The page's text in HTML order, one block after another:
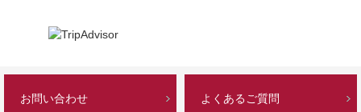
お問い合わせ よくあるご質問